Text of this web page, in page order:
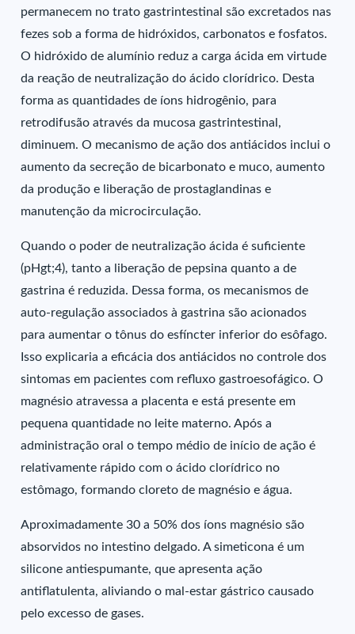
permanecem no trato gastrintestinal são excretados nas
fezes sob a forma de hidróxidos, carbonatos e fosfatos.
O hidróxido de alumínio reduz a carga ácida em virtude
da reação de neutralização do ácido clorídrico. Desta
forma as quantidades de íons hidrogênio, para
retrodifusão através da mucosa gastrintestinal,
diminuem. O mecanismo de ação dos antiácidos inclui o
aumento da secreção de bicarbonato e muco, aumento
da produção e liberação de prostaglandinas e
manutenção da microcirculação.
Quando o poder de neutralização ácida é suficiente
(pHgt;4), tanto a liberação de pepsina quanto a de
gastrina é reduzida. Dessa forma, os mecanismos de
auto-regulação associados à gastrina são acionados
para aumentar o tônus do esfíncter inferior do esôfago.
Isso explicaria a eficácia dos antiácidos no controle dos
sintomas em pacientes com refluxo gastroesofágico. O
magnésio atravessa a placenta e está presente em
pequena quantidade no leite materno. Após a
administração oral o tempo médio de início de ação é
relativamente rápido com o ácido clorídrico no
estômago, formando cloreto de magnésio e água.
Aproximadamente 30 a 50% dos íons magnésio são
absorvidos no intestino delgado. A simeticona é um
silicone antiespumante, que apresenta ação
antiflatulenta, aliviando o mal-estar gástrico causado
pelo excesso de gases.